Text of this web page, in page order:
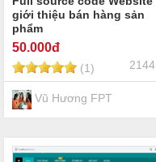
giới thiệu bán hàng sản
phẩm
50.000đ
(1) 2144
Vũ Hương FPT